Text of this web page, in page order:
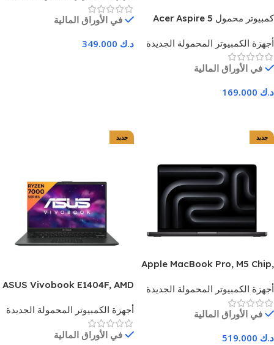
كمبيوتر محمول Acer Aspire 5
Core i7-1355U (الجيل الثالث
عشر)، وذاكرة وصول عشوائي
DDR5 سعة 16 جيجابايت، ومحرك
أجهزة الكمبيوتر المحمولة الجديدة
في الأوراق المالية
د.ك
لون فضي، ضمان لمدة عام واحد
في الأوراق المالية
د.ك
جديد
Apple MacBook Pro, M5 Chip,
MacOS, 14-inch XDR Display
– Space Black – 1 Year
Warranty
أجهزة الكمبيوتر المحمولة الجديدة
في الأوراق المالية
د.ك
جديد
ASUS Vivobook E1404F, AMD
8GB/512GB SSD/Windows 11
– 1 Year Warranty
أجهزة الكمبيوتر المحمولة الجديدة
في الأوراق المالية